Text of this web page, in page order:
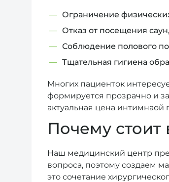
Ограничение
Отказ от посещения
Соблюдение полового
Тщательная гигиена
Многих пациенток
формируется прозрачно и
актуальная цена
Почему стоит
Наш медицинский центр
вопроса, поэтому создаем
это сочетание